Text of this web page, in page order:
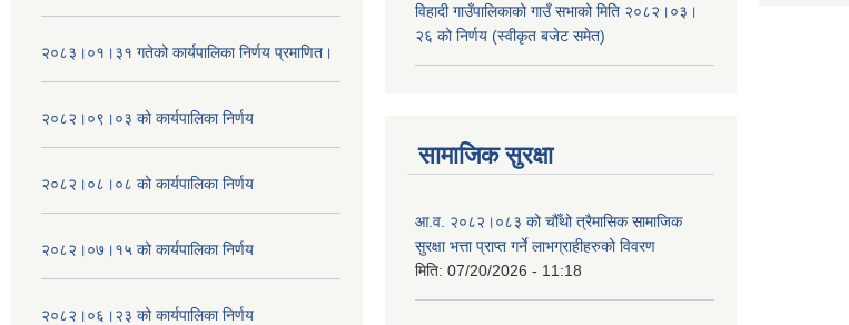
२०८३।०१।३१ गतेको कार्यपालिका निर्णय प्रमाणित।
२०८२।०९।०३ को कार्यपालिका निर्णय
२०८२।०८।०८ को कार्यपालिका निर्णय
२०८२।०७।१५ को कार्यपालिका निर्णय
२०८२।०६।२३ को कार्यपालिका निर्णय
विहादी गाउँपालिकाको गाउँ सभाको मिति २०८२।०३।
२६ को निर्णय (स्वीकृत बजेट समेत)
सामाजिक सुरक्षा
आ.व. २०८२।०८३ को चौँथो त्रैमासिक सामाजिक
सुरक्षा भत्ता प्राप्त गर्ने लाभग्राहीहरुको विवरण
मिति: 07/20/2026 - 11:18